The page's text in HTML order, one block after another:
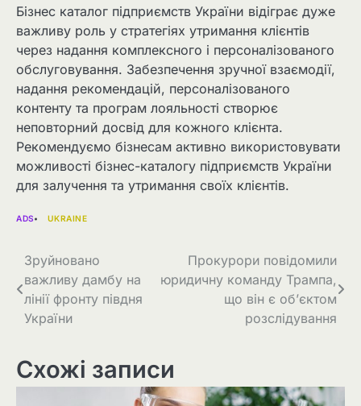
Бізнес каталог підприємств України відіграє дуже
важливу роль у стратегіях утримання клієнтів
через надання комплексного і персоналізованого
обслуговування. Забезпечення зручної взаємодії,
надання рекомендацій, персоналізованого
контенту та програм лояльності створює
неповторний досвід для кожного клієнта.
Рекомендуємо бізнесам активно використовувати
можливості бізнес-каталогу підприємств України
для залучення та утримання своїх клієнтів.
ADS UKRAINE
Навігація
записів
Зруйновано
важливу дамбу на
лінії фронту півдня
України
Прокурори повідомили
юридичну команду Трампа,
що він є об’єктом
розслідування
Схожі записи